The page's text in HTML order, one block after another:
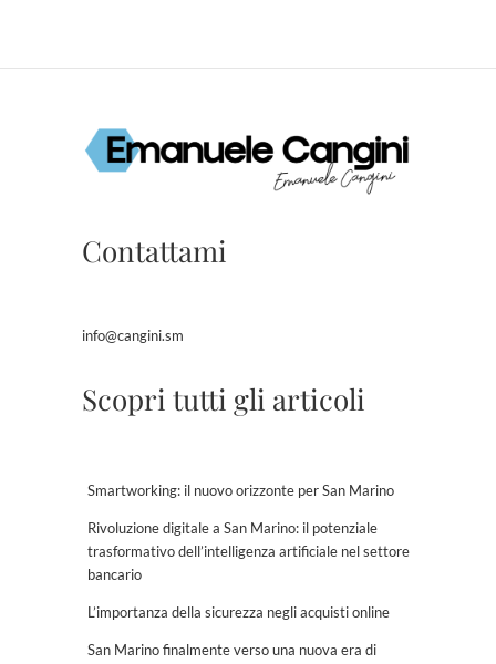
Contattami
info@cangini.sm
Scopri tutti gli articoli
Smartworking: il nuovo orizzonte per San Marino
Rivoluzione digitale a San Marino: il potenziale
trasformativo dell’intelligenza artificiale nel settore
bancario
L’importanza della sicurezza negli acquisti online
San Marino finalmente verso una nuova era di